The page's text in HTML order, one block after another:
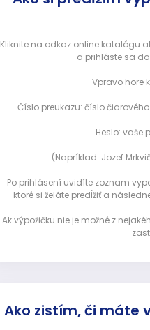
Kliknite na odkaz online katalógu
a prihláste sa
Vpravo hore
Číslo preukazu: číslo
Heslo: vaše
(Napríklad: Jozef
Po prihlásení uvidíte zoznam
ktoré si želáte predĺžiť a
Ak výpožičku nie je možné z
Ako zistím, či máte